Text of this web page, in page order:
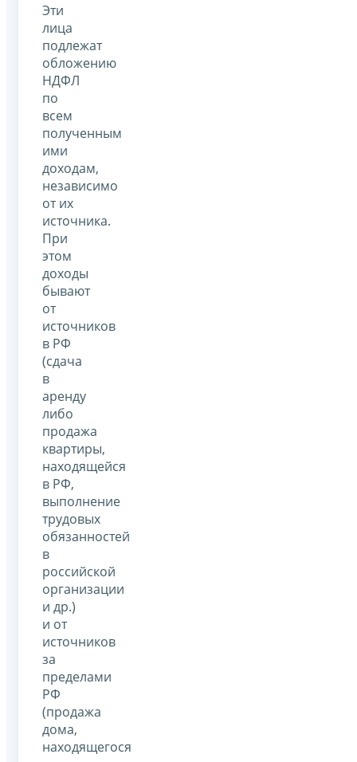
Эти
лица
подлежат
обложению
НДФЛ
по
всем
полученным
ими
доходам,
независимо
от их
источника.
При
этом
доходы
бывают
от
источников
в РФ
(сдача
в
аренду
либо
продажа
квартиры,
находящейся
в РФ,
выполнение
трудовых
обязанностей
в
российской
организации
и др.)
и от
источников
за
пределами
РФ
(продажа
дома,
находящегося